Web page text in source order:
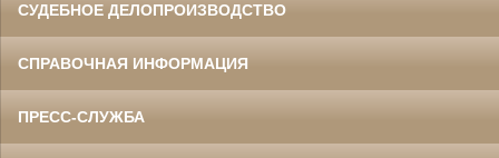
СУДЕБНОЕ ДЕЛОПРОИЗВОДСТВО
СПРАВОЧНАЯ ИНФОРМАЦИЯ
ПРЕСС-СЛУЖБА